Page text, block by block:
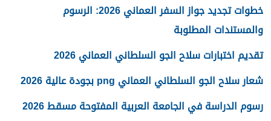
خطوات تجديد جواز السفر العماني 2026: الرسوم
والمستندات المطلوبة
تقديم اختبارات سلاح الجو السلطاني العماني 2026
شعار سلاح الجو السلطاني العماني png بجودة عالية 2026
رسوم الدراسة في الجامعة العربية المفتوحة مسقط 2026